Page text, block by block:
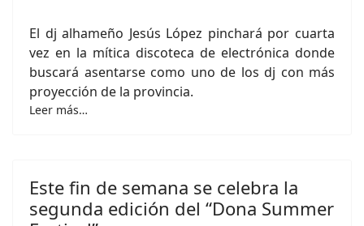
El dj alhameño Jesús López pinchará por cuarta
vez en la mítica discoteca de electrónica donde
buscará asentarse como uno de los dj con más
proyección de la provincia.
Leer más…
Este fin de semana se celebra la
segunda edición del “Dona Summer